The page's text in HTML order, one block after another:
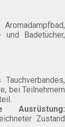
und Badetücher,
bei Teilnehmern
Zustand